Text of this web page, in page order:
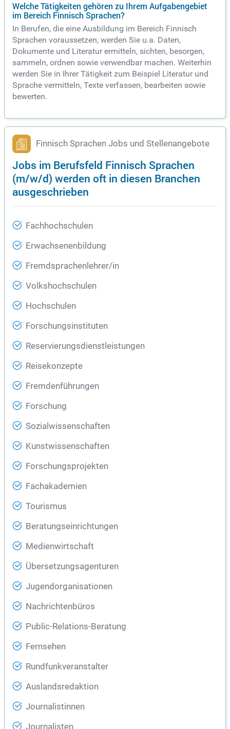
Welche Tätigkeiten gehören zu Ihrem Aufgabengebiet
im Bereich Finnisch Sprachen?
In Berufen, die eine Ausbildung im Bereich Finnisch
Sprachen voraussetzen, werden Sie u.a. Daten,
Dokumente und Literatur ermitteln, sichten, besorgen,
sammeln, ordnen sowie verwendbar machen. Weiterhin
werden Sie in Ihrer Tätigkeit zum Beispiel Literatur und
Sprache vermitteln, Texte verfassen, bearbeiten sowie
bewerten.
Finnisch Sprachen Jobs und Stellenangebote
Jobs im Berufsfeld Finnisch Sprachen
(m/w/d) werden oft in diesen Branchen
ausgeschrieben
Fachhochschulen
Erwachsenenbildung
Fremdsprachenlehrer/in
Volkshochschulen
Hochschulen
Forschungsinstituten
Reservierungsdienstleistungen
Reisekonzepte
Fremdenführungen
Forschung
Sozialwissenschaften
Kunstwissenschaften
Forschungsprojekten
Fachakademien
Tourismus
Beratungseinrichtungen
Medienwirtschaft
Übersetzungsagenturen
Jugendorganisationen
Nachrichtenbüros
Public-Relations-Beratung
Fernsehen
Rundfunkveranstalter
Auslandsredaktion
Journalistinnen
Journalisten